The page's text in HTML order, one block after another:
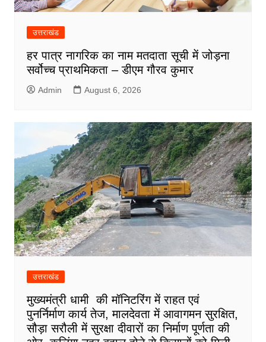
उत्तराखंड
हर पात्र नागरिक का नाम मतदाता सूची में जोड़ना
सर्वोच्च प्राथमिकता – डीएम गौरव कुमार
Admin August 6, 2026
उत्तराखंड
मुख्यमंत्री धामी की मॉनिटरिंग में राहत एवं
पुनर्निर्माण कार्य तेज, मालदेवता में आवागमन सुरक्षित,
सौड़ा सरौली में सुरक्षा दीवारों का निर्माण पूर्णता की